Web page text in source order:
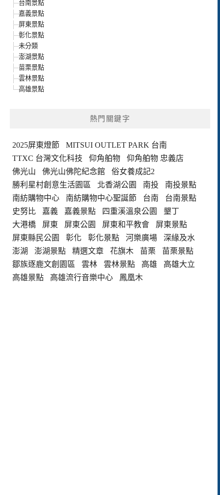
台南景點
嘉義景點
屏東景點
彰化景點
未分類
澎湖景點
苗栗景點
雲林景點
高雄景點
熱門關鍵字
2025屏東燈節
MITSUI OUTLET PARK 台南
TTXC 台灣文化科技
仰角舶物
仰角舶物 忠義店
佛光山
佛光山佛陀紀念館
俗女養成記2
勝利星村創意生活園區
北香湖公園 南投
南投景點
南紡購物中心
南紡購物中心聖誕節 台南
台南景點
史努比
嘉義 嘉義景點 四重溪溫泉公園
墾丁
大港橋
屏東 屏東公園 屏東和平教會
屏東景點
屏東縣民公園
彰化 彰化景點 河樂廣場
深緣及水
澎湖
澎湖景點 精選文章 花旗木 苗栗
苗栗景點
鄒族逐鹿文創園區
雲林 雲林景點 高雄
高雄大立
高雄景點
高雄流行音樂中心 鳳凰木